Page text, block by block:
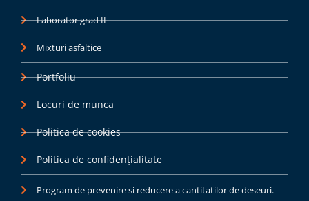
Laborator grad II
Mixturi asfaltice
Portfoliu
Locuri de munca
Politica de cookies
Politica de confidențialitate
Program de prevenire si reducere a cantitatilor de deseuri.